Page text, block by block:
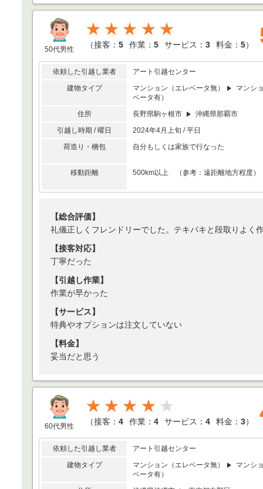
50代男性
★★★★★
（接客： 5 作業： 5 サービス： 3 料金： 5）
依頼した引越し業者
アート引越センター
建物タイプ
マンション（エレベータ無）
マンシ
ベータ有）
住所
長野県駒ヶ根市
沖縄県那覇市
引越し時期 / 曜日
2024年4月上旬 / 平日
荷造り・梱包
自分もしくは家族で行なった
移動距離 500km以上 （参考：遠距離地方程度）
【総合評価】
礼儀正しくフレンドリーでした。テキパキと段取りよく
【接客対応】
丁寧だった
【引越し作業】
作業が早かった
【サービス】
特典やオプションは注文していない
【料金】
妥当だと思う
60代男性
★★★★
（接客： 4 作業： 4 サービス： 4 料金： 3）
依頼した引越し業者
アート引越センター
建物タイプ
マンション（エレベータ無）
マンシ
ベータ有）